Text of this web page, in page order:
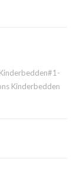
Kinderbedden